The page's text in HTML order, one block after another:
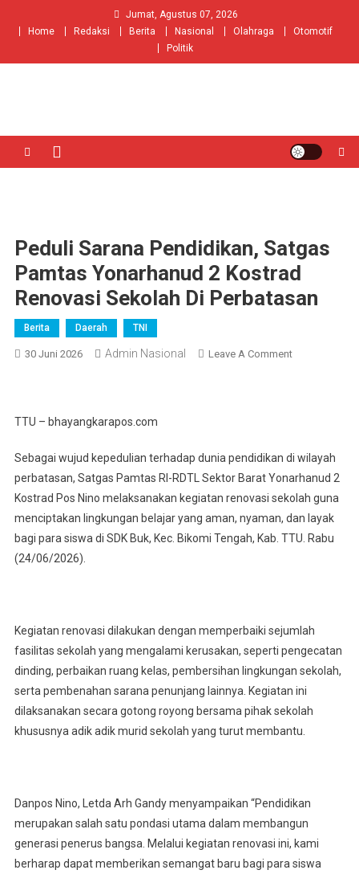
Jumat, Agustus 07, 2026
Home
Redaksi Berita Nasional Olahraga
Otomotif
Politik
Peduli Sarana Pendidikan, Satgas
Pamtas Yonarhanud 2 Kostrad
Renovasi Sekolah Di Perbatasan
Berita Daerah TNI
30 Juni 2026 Admin Nasional Leave A CommentOn
Yonarhanud
2
Kostrad
Renovasi
Sekolah
TTU – bhayangkarapos.com
Sebagai wujud kepedulian terhadap dunia pendidikan di wilayah
perbatasan, Satgas Pamtas RI-RDTL Sektor Barat Yonarhanud 2
Kostrad Pos Nino melaksanakan kegiatan renovasi sekolah guna
menciptakan lingkungan belajar yang aman, nyaman, dan layak
bagi para siswa di SDK Buk, Kec. Bikomi Tengah, Kab. TTU. Rabu
(24/06/2026).
Kegiatan renovasi dilakukan dengan memperbaiki sejumlah
fasilitas sekolah yang mengalami kerusakan, seperti pengecatan
dinding, perbaikan ruang kelas, pembersihan lingkungan sekolah,
serta pembenahan sarana penunjang lainnya. Kegiatan ini
dilaksanakan secara gotong royong bersama pihak sekolah
khususnya adik adik murid sekolah yang turut membantu.
Danpos Nino, Letda Arh Gandy menyampaikan “Pendidikan
merupakan salah satu pondasi utama dalam membangun
generasi penerus bangsa. Melalui kegiatan renovasi ini, kami
berharap dapat memberikan semangat baru bagi para siswa